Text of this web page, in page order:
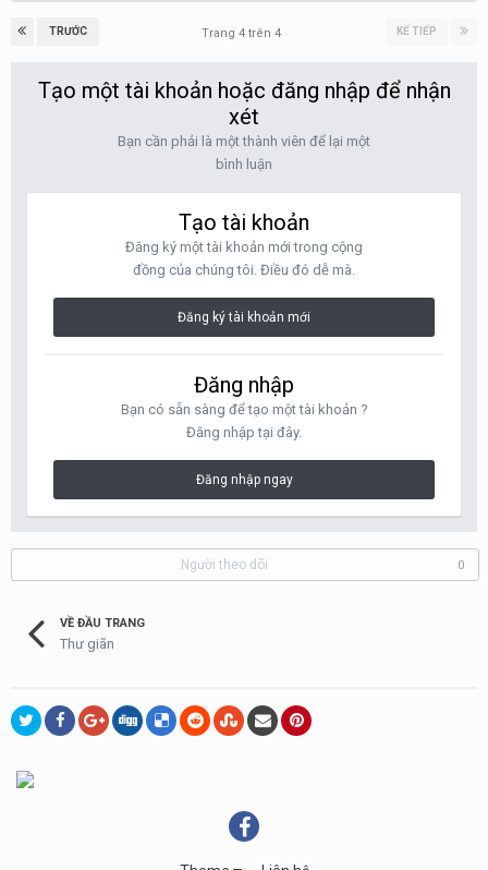
TRƯỚC KẾ TIẾP
Trang 4 trên 4
Tạo một tài khoản hoặc đăng nhập để nhận
xét
Bạn cần phải là một thành viên để lại một
bình luận
Tạo tài khoản
Đăng ký một tài khoản mới trong cộng
đồng của chúng tôi. Điều đó dễ mà.
Đăng ký tài khoản mới
Đăng nhập
Bạn có sẵn sàng để tạo một tài khoản ?
Đăng nhập tại đây.
Đăng nhập ngay
Người theo dõi 0
VỀ ĐẦU TRANG
Thư giãn